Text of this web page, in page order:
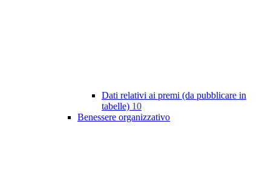
Dati relativi ai premi (da pubblicare in
tabelle) 10
Benessere organizzativo